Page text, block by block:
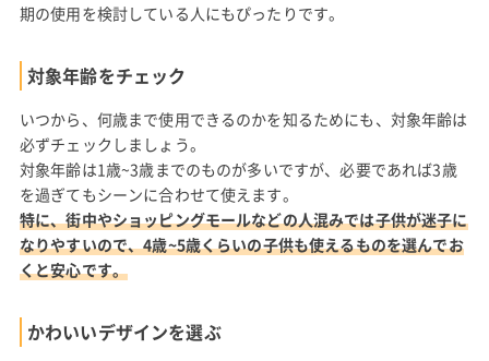
期の使用を検討している人にもぴったりです。
対象年齢をチェック
いつから、何歳まで使用できるのかを知るためにも、対象年齢は
必ずチェックしましょう。
対象年齢は1歳~3歳までのものが多いですが、必要であれば3歳
を過ぎてもシーンに合わせて使えます。
特に、街中やショッピングモールなどの人混みでは子供が迷子に
なりやすいので、4歳~5歳くらいの子供も使えるものを選んでお
くと安心です。
かわいいデザインを選ぶ